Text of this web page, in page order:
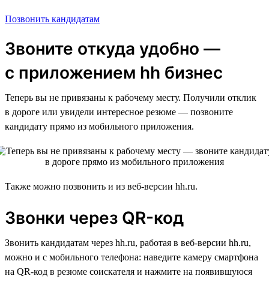
Позвонить кандидатам
Звоните откуда удобно —
с приложением hh бизнес
Теперь вы не привязаны к рабочему месту. Получили отклик
в дороге или увидели интересное резюме — позвоните
кандидату прямо из мобильного приложения.
Также можно позвонить и из веб-версии hh.ru.
Звонки через QR-код
Звонить кандидатам через hh.ru, работая в веб-версии hh.ru,
можно и с мобильного телефона: наведите камеру смартфона
на QR-код в резюме соискателя и нажмите на появившуюся